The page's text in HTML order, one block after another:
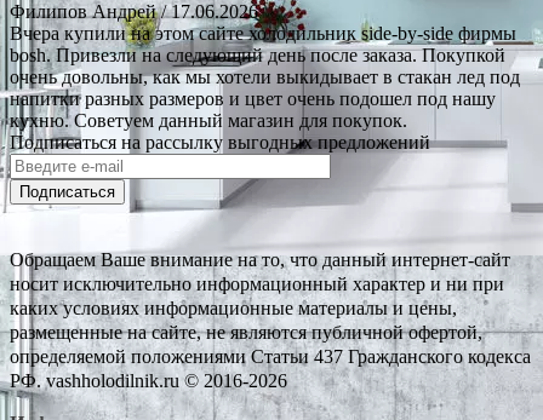
Филипов Андрей/ 17.06.2026
Вчера купили на этом сайте холодильник side-by-side фирмы
bosh. Привезли на следующий день после заказа. Покупкой
очень довольны, как мы хотели выкидывает в стакан лед под
напитки разных размеров и цвет очень подошел под нашу
кухню. Советуем данный магазин для покупок.
Подписаться на рассылку выгодных предложений
Подписаться
Обращаем Ваше внимание на то, что данный интернет-сайт
носит исключительно информационный характер и ни при
каких условиях информационные материалы и цены,
размещенные на сайте, не являются публичной офертой,
определяемой положениями Статьи 437 Гражданского кодекса
РФ. vashholodilnik.ru © 2016-2026